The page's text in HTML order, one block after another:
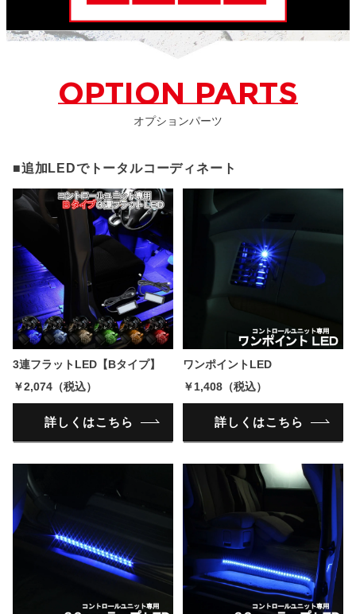
OPTION PARTS
オプションパーツ
■追加LEDでトータルコーディネート
3連フラットLED【Bタイプ】
￥2,074（税込）
詳しくはこちら
ワンポイントLED
￥1,408（税込）
詳しくはこちら